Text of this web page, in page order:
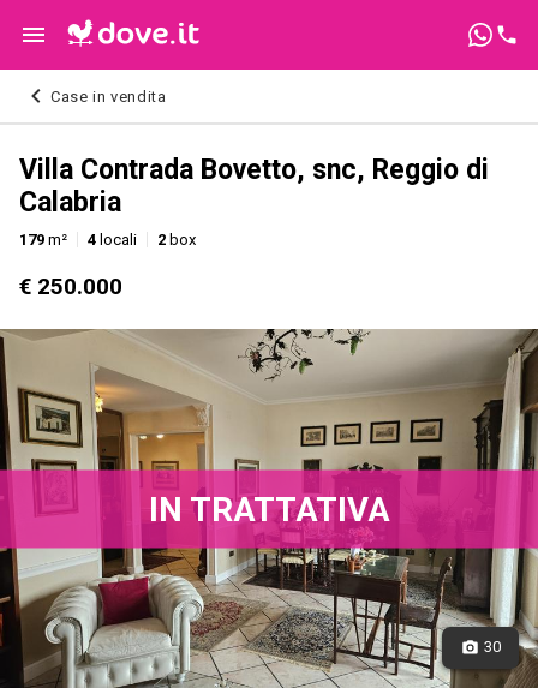
Case in vendita
Villa Contrada Bovetto, snc, Reggio di
Calabria
179 m² 4 locali 2 box
€ 250.000
30
IN TRATTATIVA